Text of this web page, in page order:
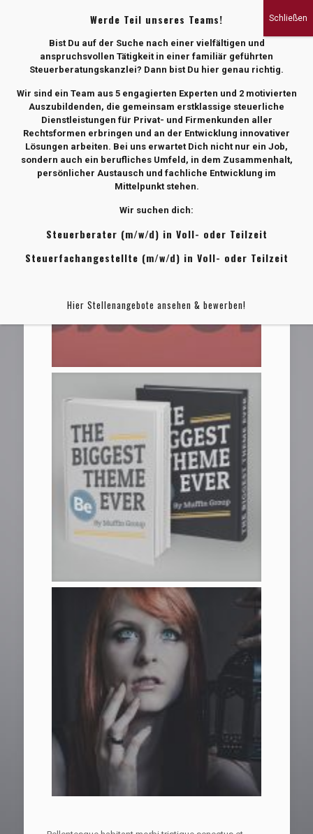
Werde Teil unseres Teams!
Bist Du auf der Suche nach einer vielfältigen und
anspruchsvollen Tätigkeit in einer familiär geführten
Steuerberatungskanzlei? Dann bist Du hier genau richtig.
Wir sind ein Team aus 5 engagierten Experten und 2 motivierten
Auszubildenden, die gemeinsam erstklassige steuerliche
Dienstleistungen für Privat- und Firmenkunden aller
Rechtsformen erbringen und an der Entwicklung innovativer
Lösungen arbeiten. Bei uns erwartet Dich nicht nur ein Job,
sondern auch ein berufliches Umfeld, in dem Zusammenhalt,
persönlicher Austausch und fachliche Entwicklung im
Mittelpunkt stehen.
Wir suchen dich:
Steuerberater (m/w/d) in Voll- oder Teilzeit
Steuerfachangestellte (m/w/d) in Voll- oder Teilzeit
Hier Stellenangebote ansehen & bewerben!